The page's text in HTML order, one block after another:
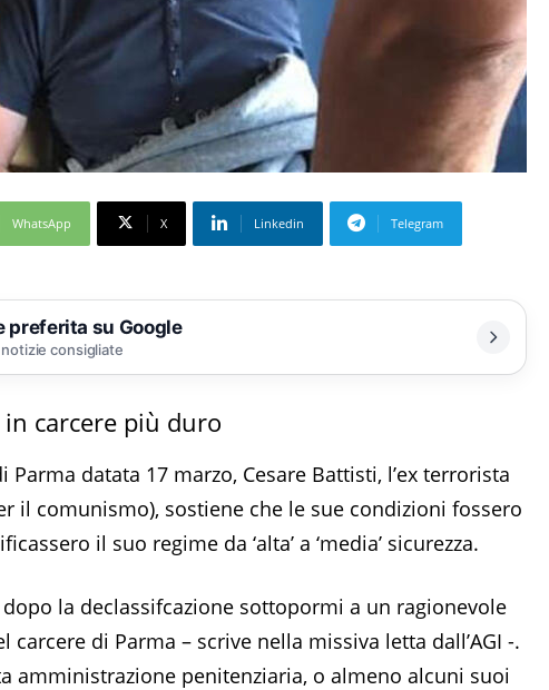
WhatsApp X Linkedin Telegram
preferita su Google
consigliate
in carcere più duro
datata 17 marzo, Cesare Battisti, l’ex terrorista
il comunismo), sostiene che le sue condizioni fossero
il suo regime da ‘alta’ a ‘media’ sicurezza.
la declassifcazione sottopormi a un ragionevole
carcere di Parma – scrive nella missiva letta dall’AGI -.
amministrazione penitenziaria, o almeno alcuni suoi